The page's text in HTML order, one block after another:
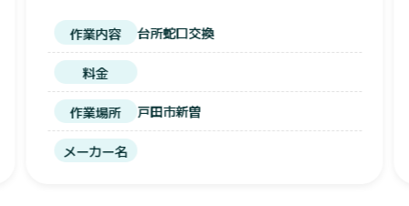
作業内容 洗面台の水漏れ
料金
作業場所 川口市戸塚東
メーカー名